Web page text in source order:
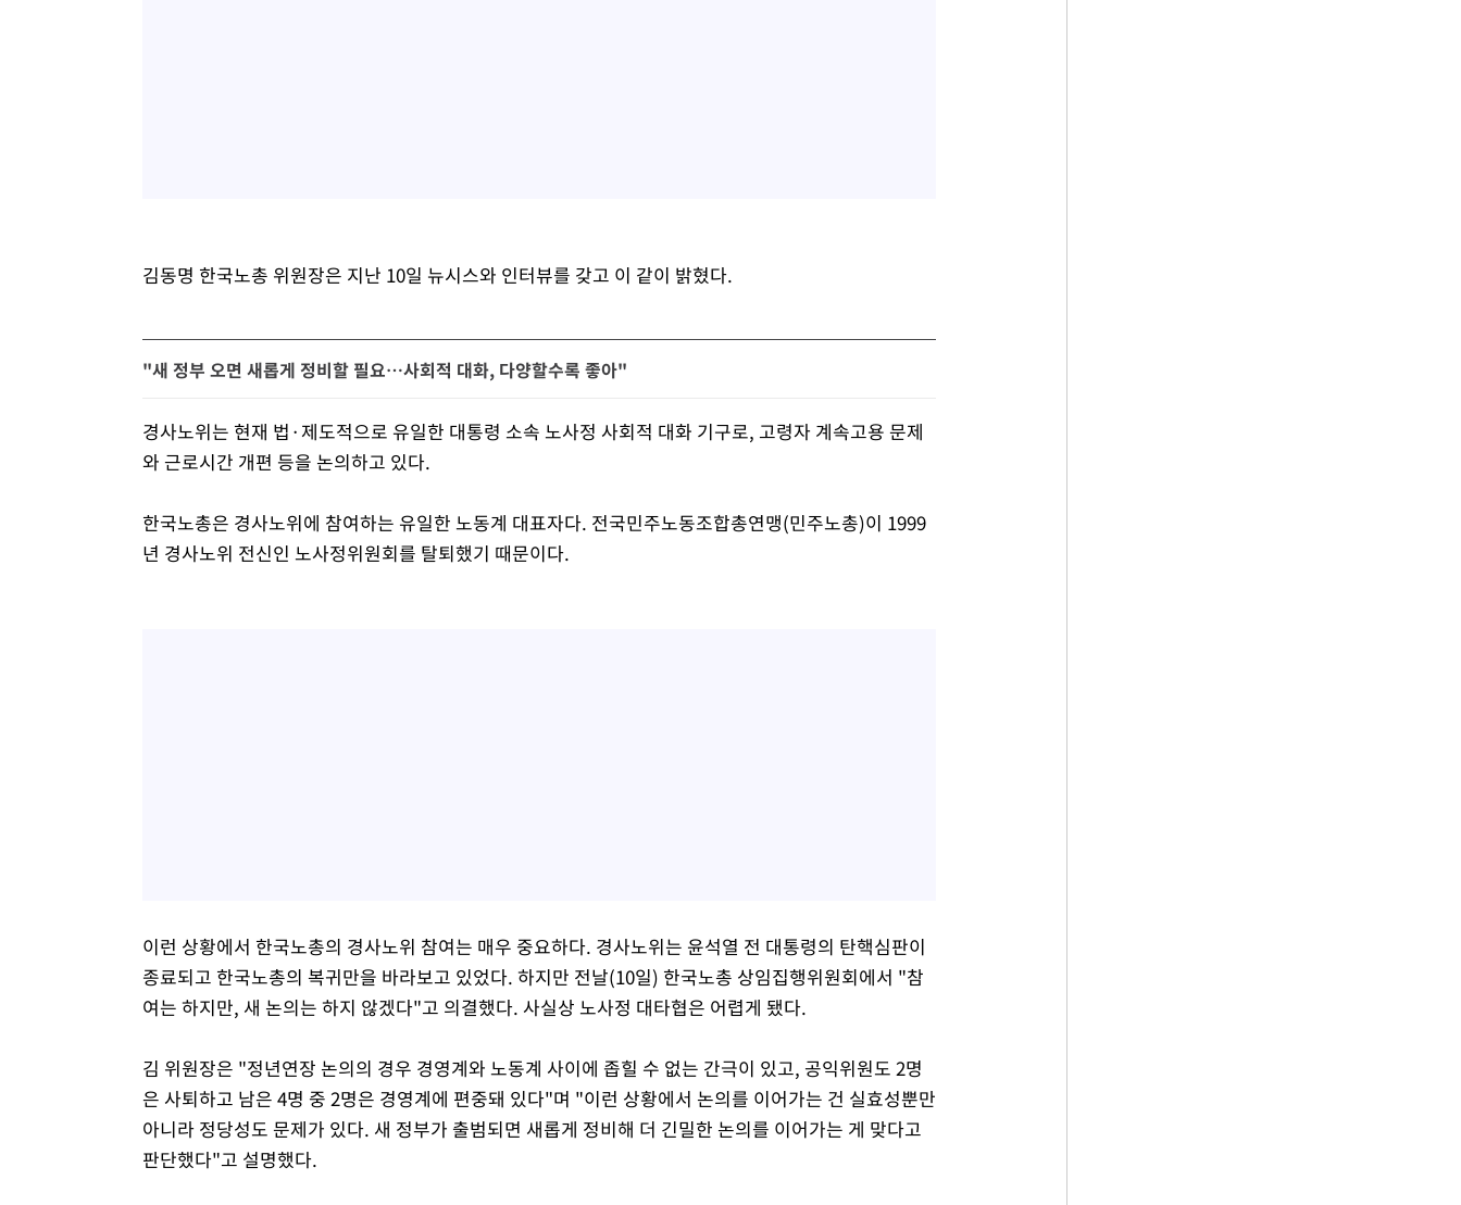
김동명 한국노총 위원장은 지난 10일 뉴시스와 인터뷰를 갖고 이 같이 밝혔다.
"새 정부 오면 새롭게 정비할 필요…사회적 대화, 다양할수록 좋아"
경사노위는 현재 법·제도적으로 유일한 대통령 소속 노사정 사회적 대화 기구로, 고령자 계속고용 문제
와 근로시간 개편 등을 논의하고 있다.
한국노총은 경사노위에 참여하는 유일한 노동계 대표자다. 전국민주노동조합총연맹(민주노총)이 1999
년 경사노위 전신인 노사정위원회를 탈퇴했기 때문이다.
이런 상황에서 한국노총의 경사노위 참여는 매우 중요하다. 경사노위는 윤석열 전 대통령의 탄핵심판이
종료되고 한국노총의 복귀만을 바라보고 있었다. 하지만 전날(10일) 한국노총 상임집행위원회에서 "참
여는 하지만, 새 논의는 하지 않겠다"고 의결했다. 사실상 노사정 대타협은 어렵게 됐다.
김 위원장은 "정년연장 논의의 경우 경영계와 노동계 사이에 좁힐 수 없는 간극이 있고, 공익위원도 2명
은 사퇴하고 남은 4명 중 2명은 경영계에 편중돼 있다"며 "이런 상황에서 논의를 이어가는 건 실효성뿐만
아니라 정당성도 문제가 있다. 새 정부가 출범되면 새롭게 정비해 더 긴밀한 논의를 이어가는 게 맞다고
판단했다"고 설명했다.